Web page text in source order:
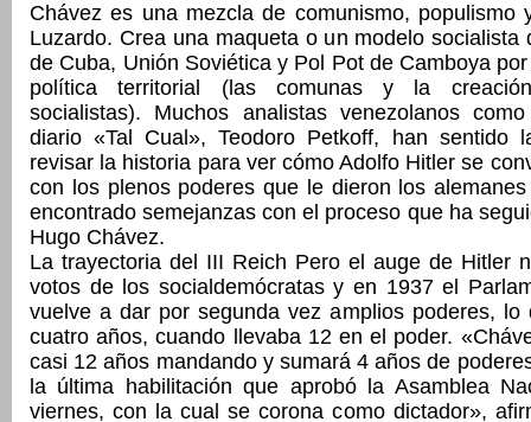
Chávez es una mezcla de comunismo, populismo
Luzardo. Crea una maqueta o un modelo socialista
de Cuba, Unión Soviética y Pol Pot de Camboya
política territorial (las comunas y la
socialistas). Muchos analistas venezolanos
diario «Tal Cual», Teodoro Petkoff, han sentido
revisar la historia para ver cómo Adolfo Hitler se
con los plenos poderes que le dieron los
encontrado semejanzas con el proceso que ha
Hugo Chávez.
La trayectoria del III Reich Pero el auge de Hitler
votos de los socialdemócratas y en 1937 el
vuelve a dar por segunda vez amplios poderes, lo
cuatro años, cuando llevaba 12 en el poder.
casi 12 años mandando y sumará 4 años de
la última habilitación que aprobó la Asamblea
viernes, con la cual se corona como dictador»,